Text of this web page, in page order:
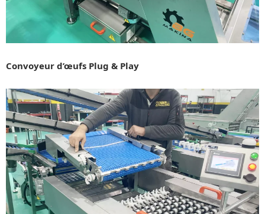
Convoyeur d’œufs Plug & Play